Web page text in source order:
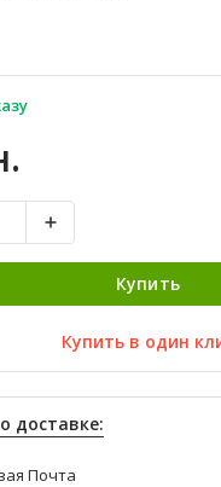
Купить
Купить в один
доставке:
Почта